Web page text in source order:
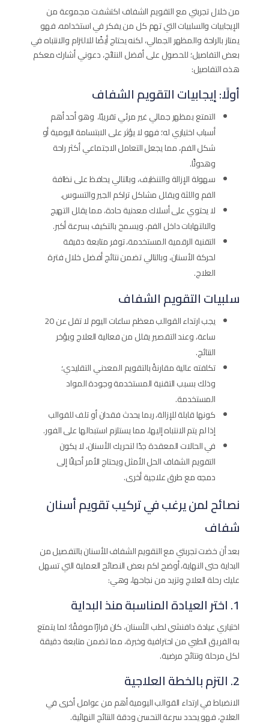
من خلال تجربتي مع التقويم الشفاف​ اكتشفت مجموعة من
الإيجابيات والسلبيات التي تهم كل من يفكر في استخدامه، فهو
يمتاز بالراحة والمظهر الجمالي، لكنه يحتاج أيضًا للالتزام والانتباه في
بعض التفاصيل؛ للحصول على أفضل النتائج، دعوني أشارك معكم
هذه التفاصيل:
أولًا: إيجابيات التقويم الشفاف
التمتع بمظهر جمالي غير مرئي تقريبًا، وهو أحد أهم
أسباب اختياري له؛ فهو لا يؤثر على الابتسامة اليومية أو
شكل الفم، مما يجعل التعامل الاجتماعي أكثر راحة
وهدوئًا.
سهولة الإزالة والتنظيف، وبالتالي يحافظ على نظافة
الفم واللثة ويقلل مشاكل تراكم الجير والتسوس.
لا يحتوي على أسلاك معدنية حادة، مما يقلل التهيج
والالتهابات داخل الفم، ويسمح بالتكيف بسرعة أكبر.
التقنية الرقمية المستخدمة، توفر متابعة دقيقة
لحركة الأسنان، وبالتالي تضمن نتائج أفضل خلال فترة
العلاج.
سلبيات التقويم الشفاف
يجب ارتداء القوالب معظم ساعات اليوم لا تقل عن 20
ساعة، وعند التقصير يقلل من فعالية العلاج ويؤخر
النتائج.
تكلفته عالية مقارنةً بالتقويم المعدني التقليدي؛
وذلك بسبب التقنية المستخدمة وجودة المواد
المستخدمة.
كونها قابلة للإزالة، ربما يحدث فقدان أو تلف للقوالب
إذا لم يتم الانتباه إليها، مما يستلزم استبدالها على الفور.
في الحالات المعقدة جدًا لتحريك الأسنان، لا يكون
التقويم الشفاف الحل الأمثل ويحتاج الأمر أحيانًا إلى
دمجه مع طرق علاجية أخرى.
نصائح لمن يرغب في تركيب تقويم أسنان
شفاف
بعد أن خضت تجربتي مع التقويم الشفاف​ للأسنان بالتفصيل من
البداية حتى النهاية، أوضح لكم بعض النصائح العملية التي تسهل
عليك رحلة العلاج وتزيد من نجاحها، وهي:
1. اختر العيادة المناسبة منذ البداية
اختياري عيادة دافنشي لطب الأسنان، كان قرارًا موفقًا؛ لما يتمتع
به الفريق الطبي من احترافية وخبرة، مما تضمن متابعة دقيقة
لكل مرحلة ونتائج مرضية.
2. التزم بالخطة العلاجية
الانضباط في ارتداء القوالب اليومية أهم من عوامل أخرى في
العلاج، فهو يحدد سرعة التحسن ودقة النتائج النهائية.